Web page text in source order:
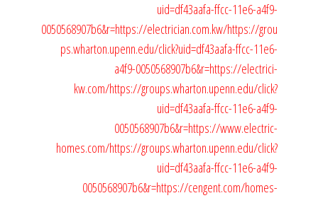
uid=df43aafa-ffcc-11e6-a4f9-
0050568907b6&r=https://electrician.com.kw/https://grou
ps.wharton.upenn.edu/click?uid=df43aafa-ffcc-11e6-
a4f9-0050568907b6&r=https://electrici-
kw.com/https://groups.wharton.upenn.edu/click?
uid=df43aafa-ffcc-11e6-a4f9-
0050568907b6&r=https://www.electric-
homes.com/https://groups.wharton.upenn.edu/click?
uid=df43aafa-ffcc-11e6-a4f9-
0050568907b6&r=https://cengent.com/homes-